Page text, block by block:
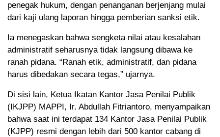
penegak hukum, dengan penanganan berjenjang mulai
dari kaji ulang laporan hingga pemberian sanksi etik.
Ia menegaskan bahwa sengketa nilai atau kesalahan
administratif seharusnya tidak langsung dibawa ke
ranah pidana. “Ranah etik, administratif, dan pidana
harus dibedakan secara tegas,” ujarnya.
Di sisi lain, Ketua Ikatan Kantor Jasa Penilai Publik
(IKJPP) MAPPI, Ir. Abdullah Fitriantoro, menyampaikan
bahwa saat ini terdapat 134 Kantor Jasa Penilai Publik
(KJPP) resmi dengan lebih dari 500 kantor cabang di